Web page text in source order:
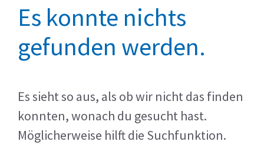
Es konnte nichts
gefunden werden.
Es sieht so aus, als ob wir nicht das finden
konnten, wonach du gesucht hast.
Möglicherweise hilft die Suchfunktion.